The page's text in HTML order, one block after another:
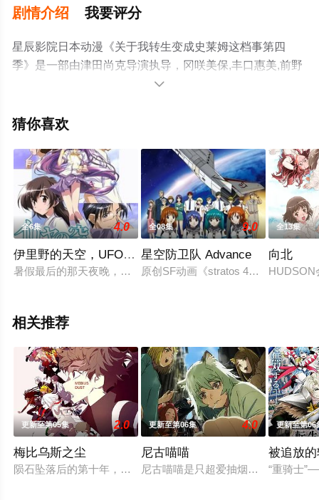
剧情介绍 我要评分
星辰影院日本动漫《关于我转生变成史莱姆这档事第四
季》是一部由津田尚克导演执导，冈咲美保,丰口惠美,前野
智昭,古川慎,千本木彩花,市道真央,江口拓也,大塚芳忠,山本
穰,Lynn,沼仓爱美,松冈祯丞,小野大辅,水濑祈,花江夏树等演
动漫全集就上星辰电影网，更多剧情信息可移步至豆瓣动
漫、电视猫或剧情网等平台了解。

猜你喜欢
全6集 4.0
伊里野的天空，UFO之夏
暑假最后的那天夜晚，悄悄潜入学校泳池的浅羽直之与一位手
全08集 9.0
星空防卫队 Advance
原创SF动画《stratos 4》的续集。
全13集
向北
HUDSON
相关推荐
更新至第05集 2.0
梅比乌斯之尘
陨石坠落后的第十年，由于巨大结晶释放出的神秘粒子“梅比乌
更新至第06集 4.0
尼古喵喵
尼古喵喵是只超爱抽烟的废物兽人！
更新至第06
被追放
“重骑士